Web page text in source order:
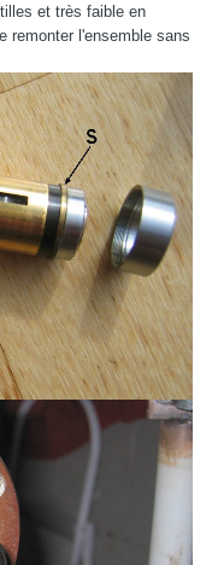
et très faible en
remonter l'ensemble sans